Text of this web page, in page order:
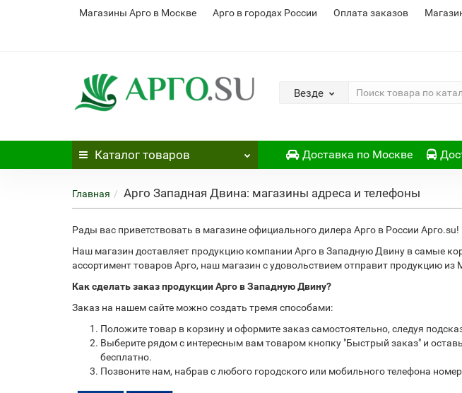
Магазины Арго в Москве Арго в городах России Оплата заказов
Везде
Каталог товаров Доставка по Москве
Главная Арго Западная Двина: магазины адреса и телефоны
Рады вас приветствовать в магазине официального дилера Арго в России Арго.su!
Наш магазин доставляет продукцию компании Арго в Западную Двину в самые
ассортимент товаров Арго, наш магазин с удовольствием отправит продукцию
Как сделать заказ продукции Арго в Западную Двину?
Заказ на нашем сайте можно создать тремя способами:
Положите товар в корзину и оформите заказ самостоятельно, следуя
Выберите рядом с интересным вам товаром кнопку "Быстрый заказ" и
бесплатно.
Позвоните нам, набрав с любого городского или мобильного телефона